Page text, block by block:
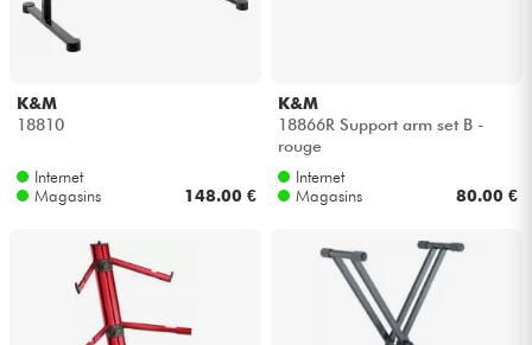
Eclairage
Batteries & Percu
Vents
K&M
18810
Internet
Magasins
148.00 €
K&M
18866R Support arm set B -
rouge
Internet
Magasins
80.00 €